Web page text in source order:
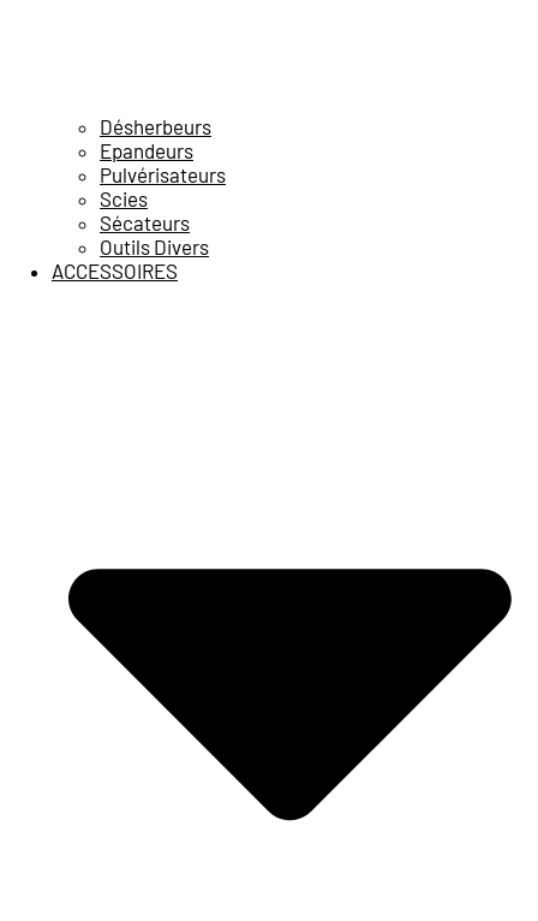
Désherbeurs
Epandeurs
Pulvérisateurs
Scies
Sécateurs
Outils Divers
ACCESSOIRES